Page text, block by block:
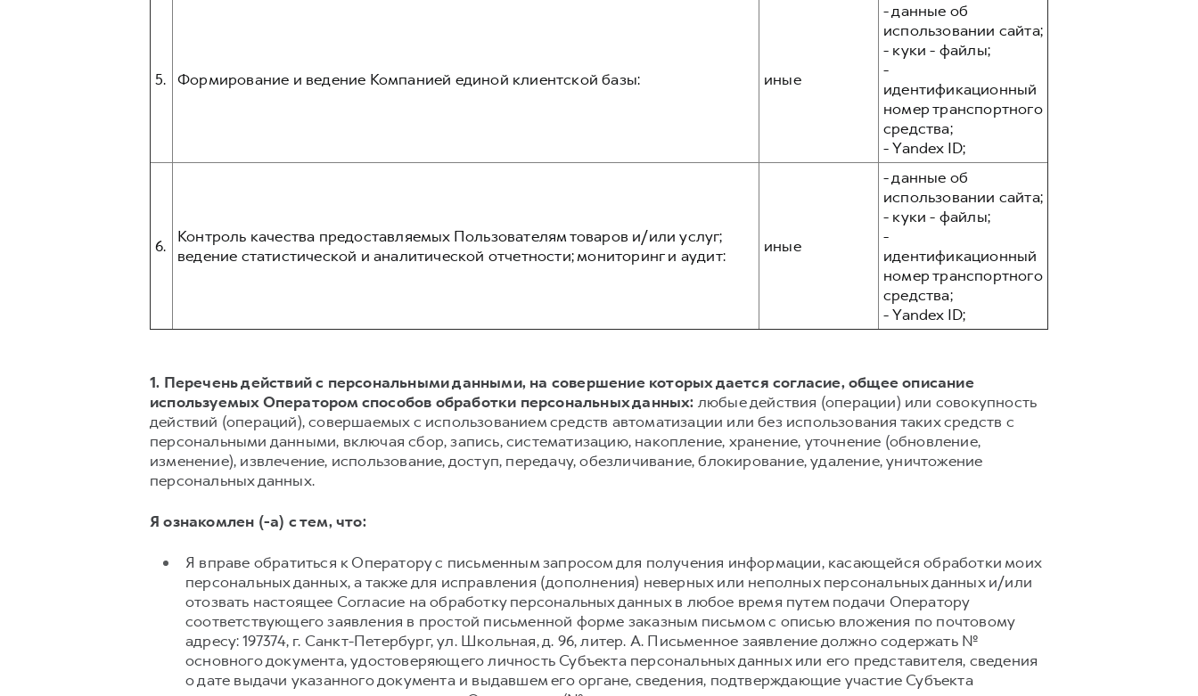
5. Формирование и ведение Компанией единой клиентской базы: иные
- данные об
использовании сайта;
- куки - файлы;
-
идентификационный
номер транспортного
средства;
- Yandex ID;
6.
Контроль качества предоставляемых Пользователям товаров и/или услуг;
ведение статистической и аналитической отчетности; мониторинг и аудит:
иные
- данные об
использовании сайта;
- куки - файлы;
-
идентификационный
номер транспортного
средства;
- Yandex ID;
1. Перечень действий с персональными данными, на совершение которых дается согласие, общее описание
используемых Оператором способов обработки персональных данных: любые действия (операции) или совокупность
действий (операций), совершаемых с использованием средств автоматизации или без использования таких средств с
персональными данными, включая сбор, запись, систематизацию, накопление, хранение, уточнение (обновление,
изменение), извлечение, использование, доступ, передачу, обезличивание, блокирование, удаление, уничтожение
персональных данных.
Я ознакомлен (-а) с тем, что:
Я вправе обратиться к Оператору с письменным запросом для получения информации, касающейся обработки моих
персональных данных, а также для исправления (дополнения) неверных или неполных персональных данных и/или
отозвать настоящее Согласие на обработку персональных данных в любое время путем подачи Оператору
соответствующего заявления в простой письменной форме заказным письмом с описью вложения по почтовому
адресу: 197374, г. Санкт-Петербург, ул. Школьная, д. 96, литер. А. Письменное заявление должно содержать №
основного документа, удостоверяющего личность Субъекта персональных данных или его представителя, сведения
о дате выдачи указанного документа и выдавшем его органе, сведения, подтверждающие участие Субъекта